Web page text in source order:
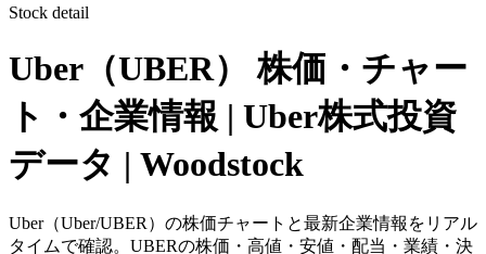
Stock detail
Uber（UBER）
株価・チャー
ト・企業情報 | Uber株式投資
データ | Woodstock
Uber（Uber/UBER）の株価チャートと最新企業情報をリアル
タイムで確認。UBERの株価・高値・安値・配当・業績・決